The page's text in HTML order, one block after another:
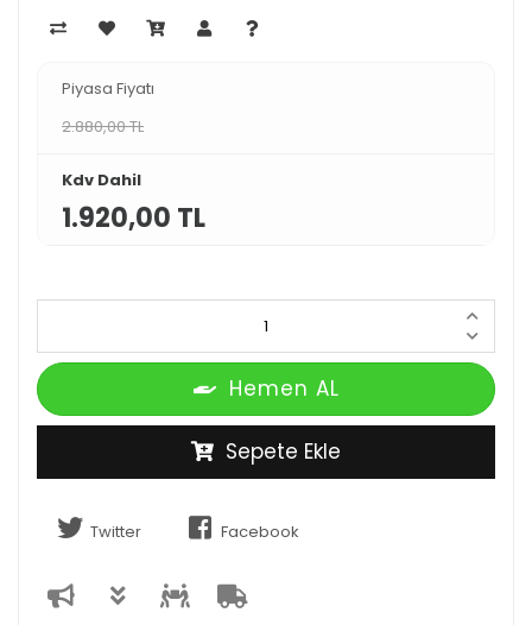
Piyasa Fiyatı
2.880,00 TL
Kdv Dahil
1.920,00 TL
Hemen AL
Sepete Ekle
Twitter Facebook